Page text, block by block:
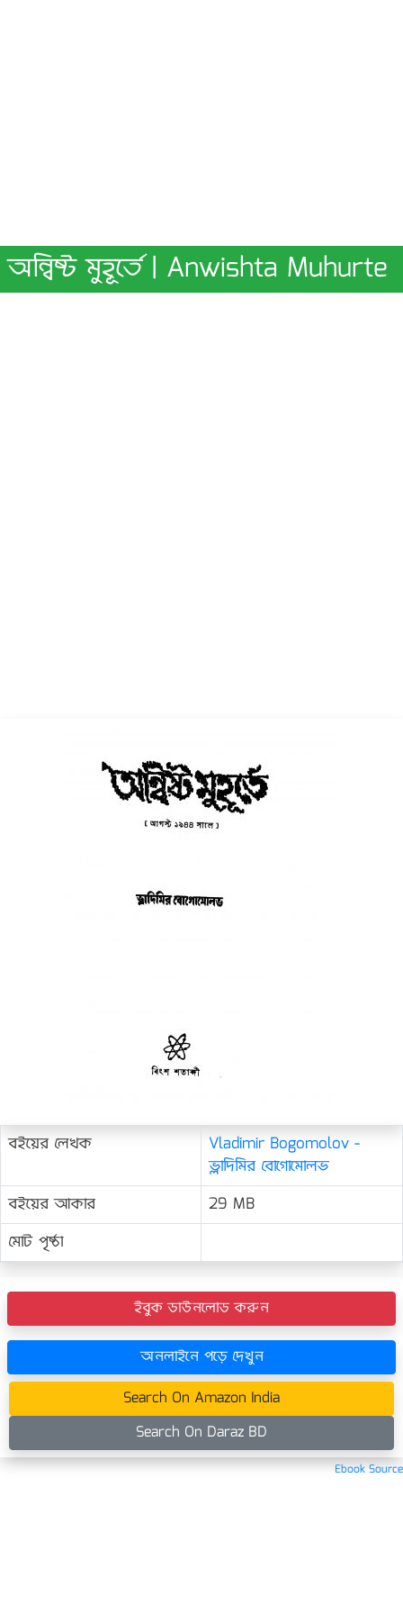
অন্বিষ্ট মুহূর্তে | Anwishta Muhurte
বইয়ের লেখক
Vladimir Bogomolov -
ভ্লাদিমির বোগোমোলভ
বইয়ের আকার
29 MB
মোট পৃষ্ঠা
ইবুক ডাউনলোড করুন
অনলাইনে পড়ে দেখুন
Search On Amazon India
Search On Daraz BD
Ebook Source